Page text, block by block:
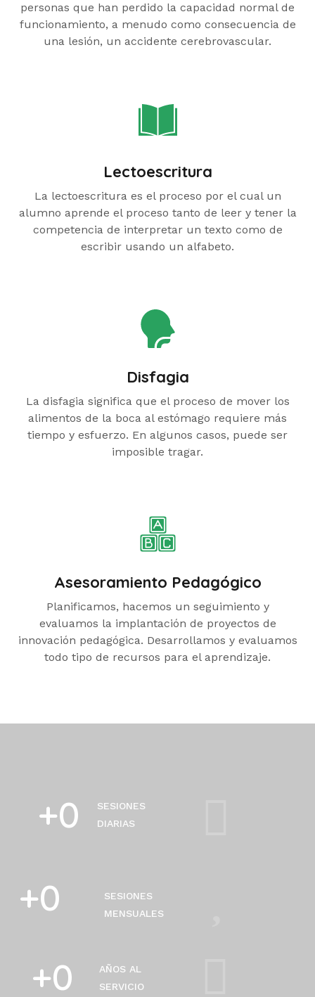
personas que han perdido la capacidad normal de
funcionamiento, a menudo como consecuencia de
una lesión, un accidente cerebrovascular.
Lectoescritura
La lectoescritura es el proceso por el cual un
alumno aprende el proceso tanto de leer y tener la
competencia de interpretar un texto como de
escribir usando un alfabeto.
Disfagia
La disfagia significa que el proceso de mover los
alimentos de la boca al estómago requiere más
tiempo y esfuerzo. En algunos casos, puede ser
imposible tragar.
Asesoramiento Pedagógico
Planificamos, hacemos un seguimiento y
evaluamos la implantación de proyectos de
innovación pedagógica. Desarrollamos y evaluamos
todo tipo de recursos para el aprendizaje.
+0
SESIONES
DIARIAS
+0
SESIONES
MENSUALES
+0
AÑOS AL
SERVICIO